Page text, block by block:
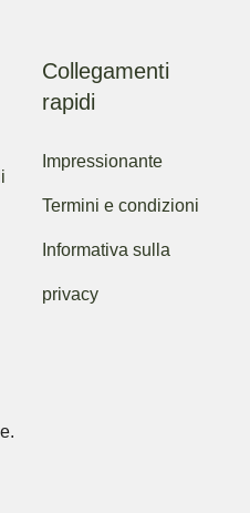
Collegamenti
rapidi
Impressionante
Termini e condizioni
Informativa sulla
privacy